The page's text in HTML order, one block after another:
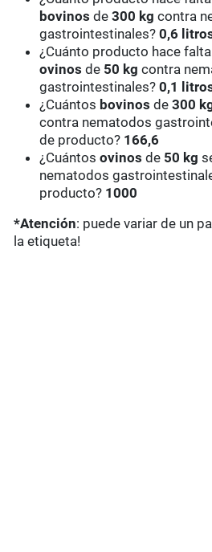
bovinos de300 kgcontra
gastrointestinales? 0,6
¿Cuánto producto hace
ovinos de 50 kgcontra
gastrointestinales? 0,1
¿Cuántos bovinos de300
contra nematodos
de producto? 166,6
¿Cuántosovinos de 50 kg
nematodos
producto? 1000
*Atención: puede variar de un
la etiqueta!